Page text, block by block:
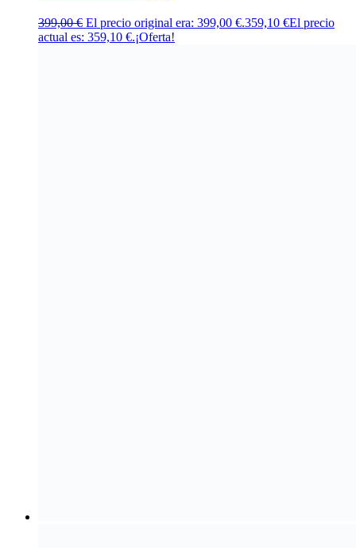
399,00€ El precio original era: 399,00 €.359,10 €El precio
actual es: 359,10 €.¡Oferta!